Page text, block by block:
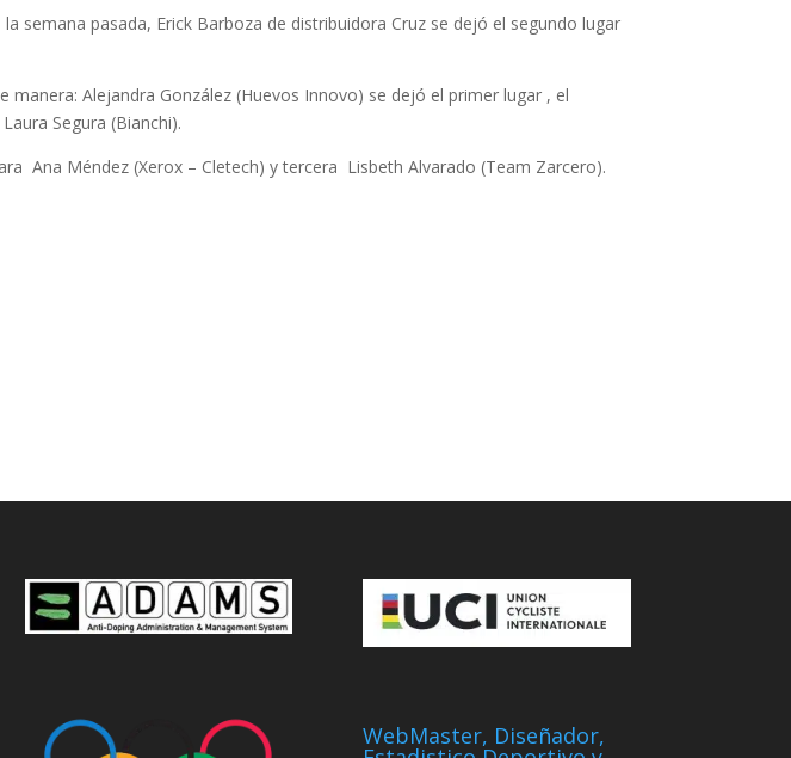
semana pasada, Erick Barboza de distribuidora Cruz se dejó el segundo lugar
Alejandra González (Huevos Innovo) se dejó el primer lugar , el
Segura (Bianchi).
Ana Méndez (Xerox – Cletech) y tercera Lisbeth Alvarado (Team Zarcero).
WebMaster, Diseñador,